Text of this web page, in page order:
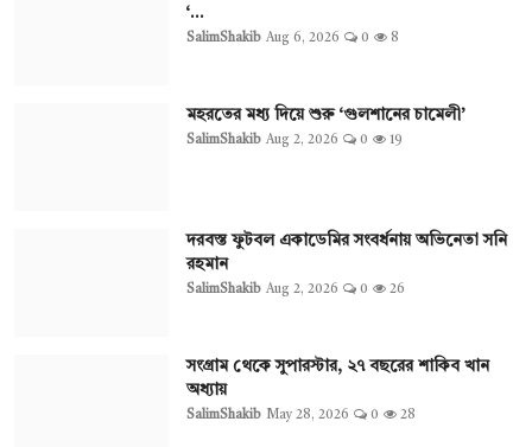
‘...
SalimShakib Aug 6, 2026 0 8
মহরতের মধ্য দিয়ে শুরু ‘গুলশানের চামেলী’
SalimShakib Aug 2, 2026 0 19
দরবস্ত ফুটবল একাডেমির সংবর্ধনায় অভিনেতা সনি
রহমান
SalimShakib Aug 2, 2026 0 26
সংগ্রাম থেকে সুপারস্টার, ২৭ বছরের শাকিব খান
অধ্যায়
SalimShakib May 28, 2026 0 28